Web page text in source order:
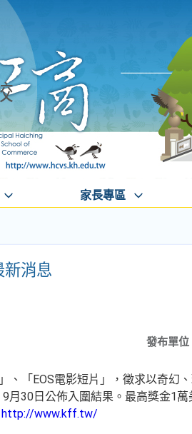
家長專區
新消息
發布單位
「EOS電影短片」，徵求以奇幻
30日公佈入圍結果。最高獎金1萬
http://www.kff.tw/